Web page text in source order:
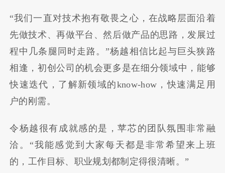
“我们一直对技术抱有敬畏之心，在战略层面沿着
先做技术、再做平台、然后做产品的思路，发展过
程中几条腿同时走路。”杨越相信比起与巨头狭路
相逢，初创公司的机会更多是在细分领域中，能够
快速迭代，了解新领域的know-how，快速满足用
户的刚需。
令杨越很有成就感的是，苹芯的团队氛围非常融
洽。“我能感觉到大家每天都是非常希望来上班
的，工作目标、职业规划都制定得很清晰。”